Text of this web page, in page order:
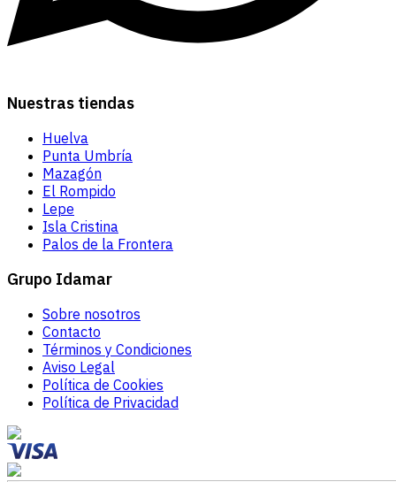
Nuestras tiendas
Huelva
Punta Umbría
Mazagón
El Rompido
Lepe
Isla Cristina
Palos de la Frontera
Grupo Idamar
Sobre nosotros
Contacto
Términos y Condiciones
Aviso Legal
Política de Cookies
Política de Privacidad